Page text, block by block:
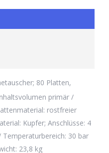
80 Platten,
primär /
rostfreier
Kupfer; Anschlüsse: 4
30 bar
23,8 kg